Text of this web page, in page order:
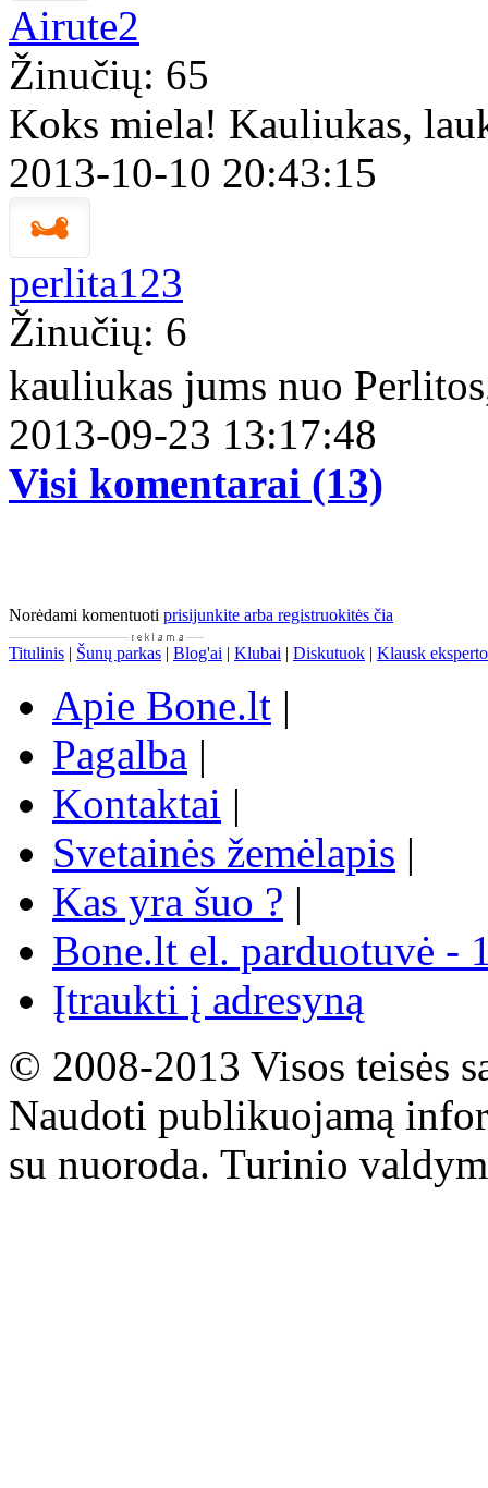
Airute2
Žinučių: 65
Koks miela! Kauliukas,
2013-10-10 20:43:15
perlita123
Žinučių: 6
kauliukas jums nuo
2013-09-23 13:17:48
Visi komentarai (13)
Norėdami komentuoti prisijunkite arba registruokitės čia
Titulinis | Šunų parkas | Blog'ai | Klubai | Diskutuok | Klausk eksperto
Apie Bone.lt |
Pagalba |
Kontaktai |
Svetainės žemėlapis |
Kas yra šuo ? |
Bone.lt el. parduotuvė -
Įtraukti į adresyną
© 2008-2013 Visos teisės
Naudoti publikuojamą
su nuoroda. Turinio